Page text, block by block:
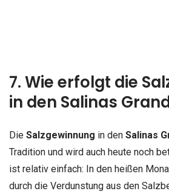
7. Wie erfolgt die
in den Salinas
Die Salzgewinnung in den Salinas
Tradition und wird auch heute noch
ist relativ einfach: In den heißen
durch die Verdunstung aus den